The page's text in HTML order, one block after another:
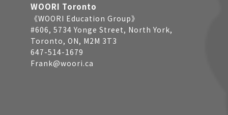
WOORI Toronto
《WOORI Education Group》
#606, 5734 Yonge Street, North York,
Toronto, ON, M2M 3T3
647-514-1679
Frank@woori.ca